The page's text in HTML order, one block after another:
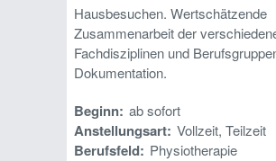
Hausbesuchen. Wertschätzende
Zusammenarbeit der
Fachdisziplinen und
Dokumentation.
Beginn: ab sofort
Anstellungsart: Vollzeit, Teilzeit
Berufsfeld: Physiotherapie